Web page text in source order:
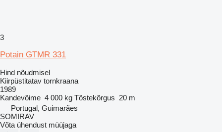
3
Potain GTMR 331
Hind nõudmisel
Kiirpüstitatav tornkraana
1989
Kandevõime 4 000 kg Tõstekõrgus 20 m
Portugal, Guimarães
SOMIRAV
Võta ühendust müüjaga